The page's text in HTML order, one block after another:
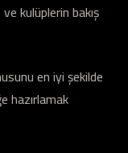
kulüplerin bakış
en iyi şekilde
hazırlamak